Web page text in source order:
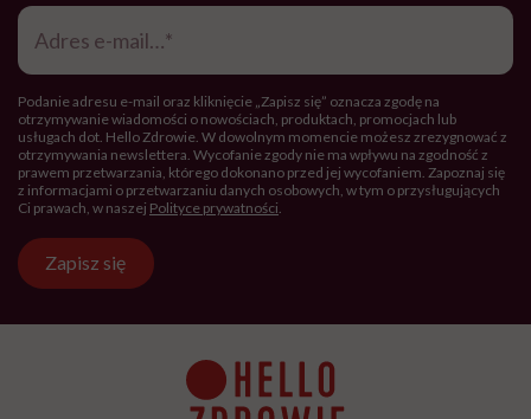
Adres
mail*
Podanie adresu e-mail oraz kliknięcie „Zapisz się” oznacza zgodę na
otrzymywanie wiadomości o nowościach, produktach, promocjach lub
usługach dot. Hello Zdrowie. W dowolnym momencie możesz zrezygnować z
otrzymywania newslettera. Wycofanie zgody nie ma wpływu na zgodność z
prawem przetwarzania, którego dokonano przed jej wycofaniem. Zapoznaj się
z informacjami o przetwarzaniu danych osobowych, w tym o przysługujących
Ci prawach, w naszej Polityce prywatności
Zapisz się